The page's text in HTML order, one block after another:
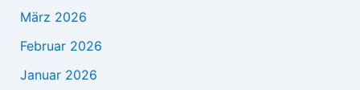
März 2026
Februar 2026
Januar 2026